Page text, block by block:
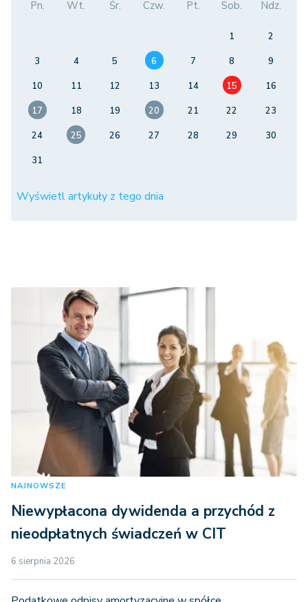
Pn. Wt. Śr. Czw. Pt. Sob. Ndz.
1
2
3
4 5 6 7 8
9
10
11 12 13 14 15
16
17
18 19 20 21 22
23
24
25 26 27 28 29
30
31
Wyświetl artykuły z tego dnia
NAJNOWSZE
Niewypłacona dywidenda a przychód z
nieodpłatnych świadczeń w CIT
6 sierpnia 2026